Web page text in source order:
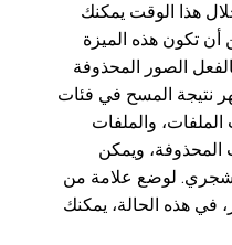
هذا الوقت يمكنك
أن تكون هذه الميزة
الصور المحذوفة
نتيجة المسح في فئات
والملفات
المحذوفة، ويمكن
لوضع علامة من
في هذه الحالة، يمكنك